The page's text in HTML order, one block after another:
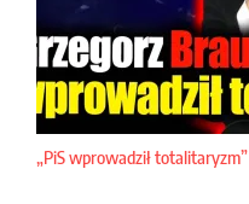
„PiS wprowadził totalitaryzm”